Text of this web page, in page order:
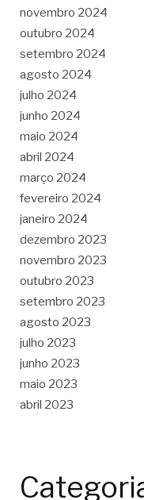
novembro 2024
outubro 2024
setembro 2024
agosto 2024
julho 2024
junho 2024
maio 2024
abril 2024
março 2024
fevereiro 2024
janeiro 2024
dezembro 2023
novembro 2023
outubro 2023
setembro 2023
agosto 2023
julho 2023
junho 2023
maio 2023
abril 2023